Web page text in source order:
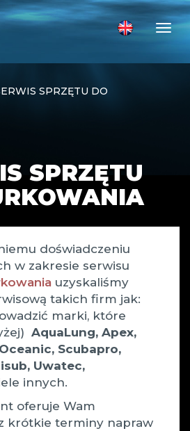
SPRZĘTU DO
SPRZĘTU
doświadczeniu
w zakresie serwisu
uzyskaliśmy
takich firm jak:
marki, które
AquaLung, Apex,
Scubapro,
Uwatec,
innych.
oferuje Wam
krótkie terminy napraw